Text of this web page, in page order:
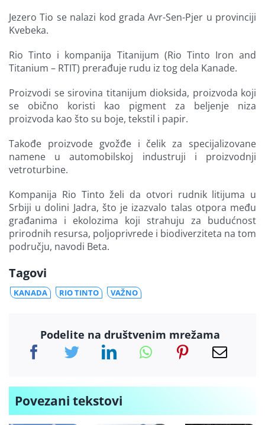
Jezero Tio se nalazi kod grada Avr-Sen-Pjer u provinciji
Kvebeka.
Rio Tinto i kompanija Titanijum (Rio Tinto Iron and
Titanium – RTIT) prerađuje rudu iz tog dela Kanade.
Proizvodi se sirovina titanijum dioksida, proizvoda koji
se obično koristi kao pigment za beljenje niza
proizvoda kao što su boje, tekstil i papir.
Takođe proizvode gvožđe i čelik za specijalizovane
namene u automobilskoj industruji i proizvodnji
vetroturbine.
Kompanija Rio Tinto želi da otvori rudnik litijuma u
Srbiji u dolini Jadra, što je izazvalo talas otpora među
građanima i ekolozima koji strahuju za budućnost
prirodnih resursa, poljoprivrede i biodiverziteta na tom
području, navodi Beta.
Tagovi
KANADA RIO TINTO VAŽNO
Podelite na društvenim mrežama
Povezani tekstovi